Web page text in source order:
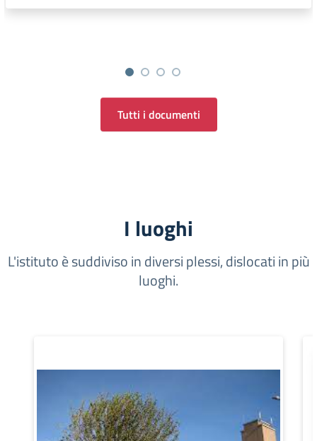
Tutti i documenti
I luoghi
L'istituto è suddiviso in diversi plessi, dislocati in più
luoghi.